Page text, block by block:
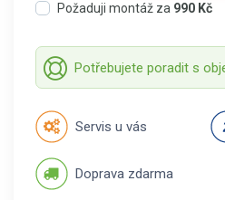
Požaduji montáž za 990 Kč
Potřebujete poradit s
Servis u vás
Doprava zdarma